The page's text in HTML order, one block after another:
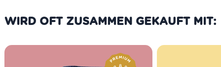
WIRD OFT ZUSAMMEN GEKAUFT MIT: